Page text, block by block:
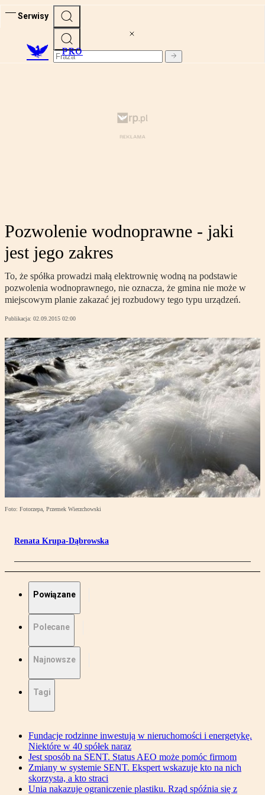
Serwisy
PRO
Pozwolenie wodnoprawne - jaki
jest jego zakres
To, że spółka prowadzi małą elektrownię wodną na podstawie
pozwolenia wodnoprawnego, nie oznacza, że gmina nie może w
miejscowym planie zakazać jej rozbudowy tego typu urządzeń.
Publikacja: 02.09.2015 02:00
Foto: Fotorzepa, Przemek Wierzchowski
Renata Krupa-Dąbrowska
Powiązane
Polecane
Najnowsze
Tagi
Fundacje rodzinne inwestują w nieruchomości i energetykę.
Niektóre w 40 spółek naraz
Jest sposób na SENT. Status AEO może pomóc firmom
Zmiany w systemie SENT. Ekspert wskazuje kto na nich
skorzysta, a kto straci
Unia nakazuje ograniczenie plastiku. Rząd spóźnia się z